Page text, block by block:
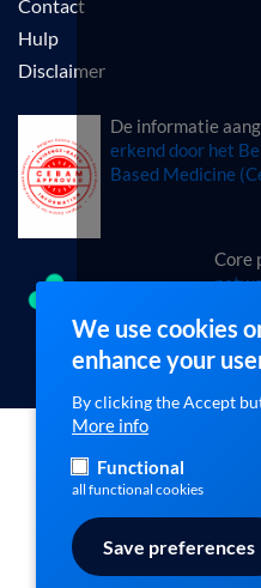
Contact
Hulp
Disclaimer
De informatie
erkend door het
Based Medicine
Core
We use cookies
enhance your
By clicking the Accept
More info
Functional
all functional cookies
Save preferences